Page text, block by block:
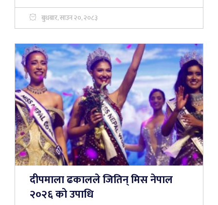
बुधबार, साउन २०, २०८३
दीपमाला ढकालले जितिन् मिस नेपाल
२०२६ को उपाधि